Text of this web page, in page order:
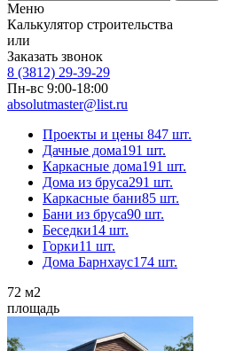
Меню
Калькулятор строительства
или
Заказать звонок
8 (3812) 29-39-29
Пн-вс 9:00-18:00
absolutmaster@list.ru
Проекты и цены 847 шт.
Дачные дома191 шт.
Каркасные дома191 шт.
Дома из бруса291 шт.
Каркасные бани85 шт.
Бани из бруса90 шт.
Беседки14 шт.
Горки11 шт.
Дома Барнхаус174 шт.
72 м2
площадь